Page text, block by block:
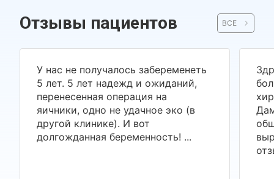
Отзывы пациентов ВСЕ
У нас не получалось забеременеть
5 лет. 5 лет надежд и ожиданий,
перенесенная операция на
яичники, одно не удачное эко (в
другой клинике). И вот
долгожданная беременность! ...